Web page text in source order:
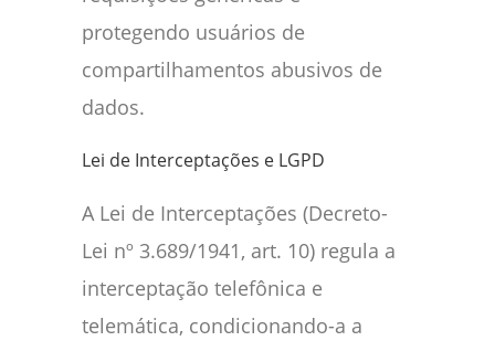
protegendo usuários de
compartilhamentos abusivos de
dados.
Lei de Interceptações e LGPD
A Lei de Interceptações (Decreto-
Lei nº 3.689/1941, art. 10) regula a
interceptação telefônica e
telemática, condicionando-a a